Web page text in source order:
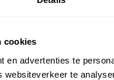
cookies
en advertenties te
websiteverkeer te